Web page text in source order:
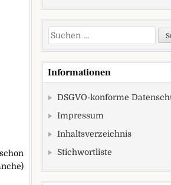
Suchen nach:
Informationen
DSGVO-konforme
Impressum
Inhaltsverzeichnis
Stichwortliste